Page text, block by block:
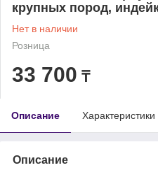
крупных пород,
Нет в наличии
Розница
33 700 ₸
Описание Характеристики
Описание